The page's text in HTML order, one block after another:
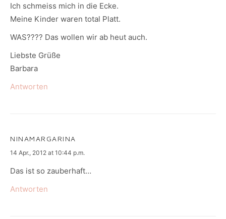
Ich schmeiss mich in die Ecke.
Meine Kinder waren total Platt.
WAS???? Das wollen wir ab heut auch.
Liebste Grüße
Barbara
Antworten
NINAMARGARINA
says:
14 Apr., 2012 at 10:44 p.m.
Das ist so zauberhaft…
Antworten